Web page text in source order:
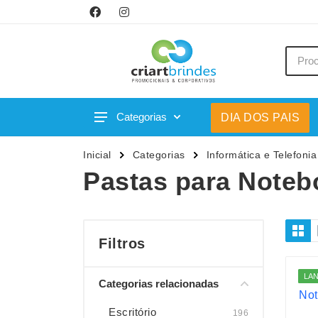
Categorias
Acessórios p/ Celular
Acessórios para Carros
Bar e Bebidas
Bolsas Térmicas
Brinquedos
Caixas de Som
Canecas
Canetas
Casa
DIA DOS PAIS
Inicial Categorias Informática e Telefonia
Pastas para
Filtros
Categorias relacionadas
Escritório 196